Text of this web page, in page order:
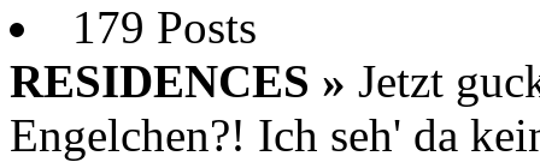
179 Posts
RESIDENCES » Jetzt
Engelchen?! Ich seh' da